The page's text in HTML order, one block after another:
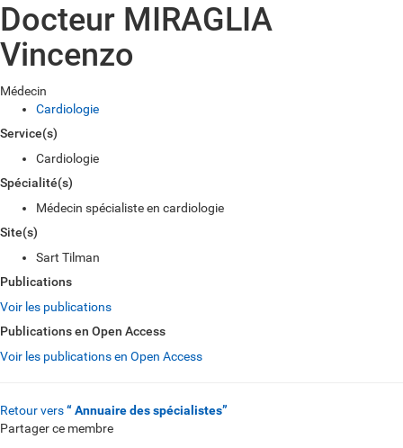
Docteur MIRAGLIA
Vincenzo
Médecin
Cardiologie
Service(s)
Cardiologie
Spécialité(s)
Médecin spécialiste en cardiologie
Site(s)
Sart Tilman
Publications
Voir les publications
Publications en Open Access
Voir les publications en Open Access
Retour vers“ Annuaire des spécialistes”
Partager ce membre